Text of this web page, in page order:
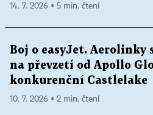
14. 7. 2026 ▪ 5 min. čtení
Boj o easyJet. Aerolinky
na převzetí od Apollo
konkurenční Castlelake
10. 7. 2026 ▪ 2 min. čtení